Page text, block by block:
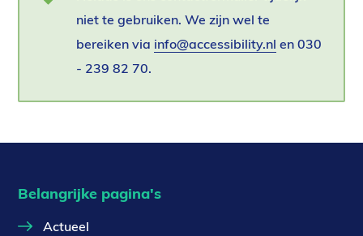
niet te gebruiken. We zijn wel te
bereiken via info@accessibility.nl (verzendt
en 030
- 239 82 70.
Belangrijke pagina's
Actueel